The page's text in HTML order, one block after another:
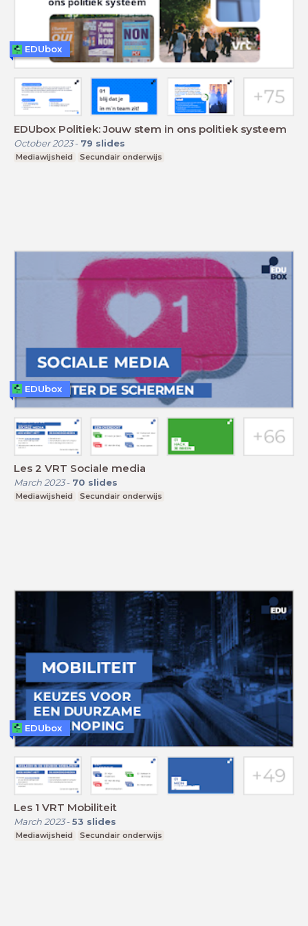
EDUbox Politiek: Jouw stem in ons politiek systeem
October 2023- 79 slides
Mediawijsheid Secundair onderwijs
EDUbox
Les 2 VRT Sociale media
March 2023- 70 slides
Mediawijsheid Secundair onderwijs
EDUbox
Les 1 VRT Mobiliteit
March 2023- 53 slides
Mediawijsheid Secundair onderwijs
EDUbox